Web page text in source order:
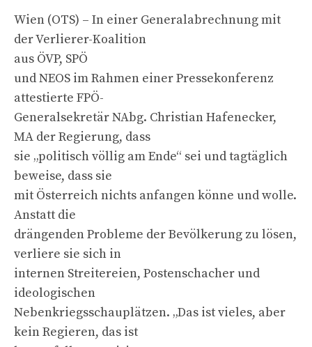
Wien (OTS) – In einer Generalabrechnung mit
der Verlierer-Koalition
aus ÖVP, SPÖ
und NEOS im Rahmen einer Pressekonferenz
attestierte FPÖ-
Generalsekretär NAbg. Christian Hafenecker,
MA der Regierung, dass
sie „politisch völlig am Ende“ sei und tagtäglich
beweise, dass sie
mit Österreich nichts anfangen könne und wolle.
Anstatt die
drängenden Probleme der Bevölkerung zu lösen,
verliere sie sich in
internen Streitereien, Postenschacher und
ideologischen
Nebenkriegsschauplätzen. „Das ist vieles, aber
kein Regieren, das ist